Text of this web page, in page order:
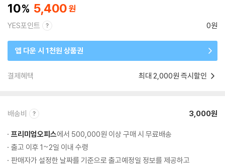
10 5,400
YES포인트 0원
앱 다운 시 1천원 상품권
결제혜택 최대 2,000원 즉시할인
배송비 3,000원
프리미엄오피스에서 500,000원 이상 구매 시 무료배송
출고 이후 1~2일 이내 수령
판매자가 설정한 날짜를 기준으로 출고예정일 정보를 제공하고